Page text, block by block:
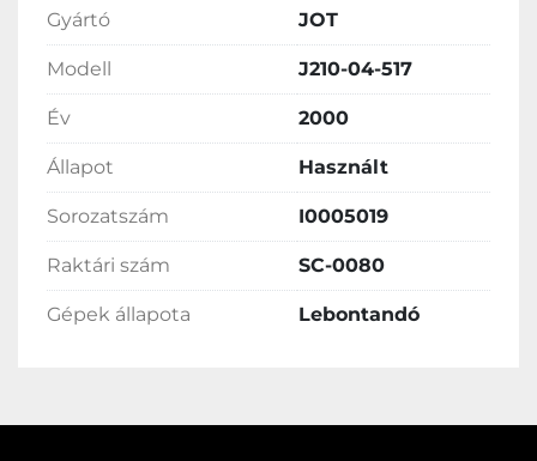
Gyártó JOT
Modell J210-04-517
Év 2000
Állapot Használt
Sorozatszám I0005019
Raktári szám SC-0080
Gépek állapota Lebontandó